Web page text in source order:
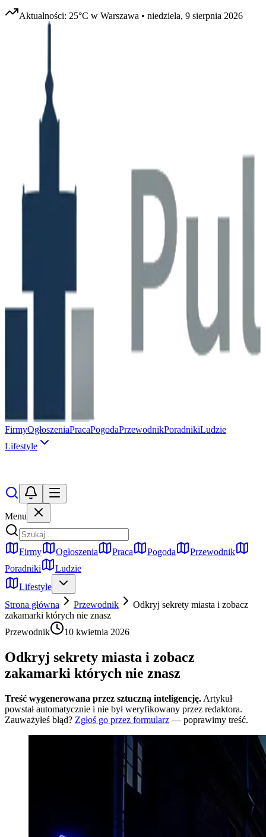
Aktualności: 25°C w Warszawa • niedziela, 9 sierpnia 2026
FirmyOgłoszeniaPracaPogodaPrzewodnikPoradnikiLudzie
Lifestyle
Menu
Firmy Ogłoszenia Praca Pogoda
Przewodnik
Poradniki
Ludzie
Lifestyle
Strona główna
Przewodnik
Odkryj sekrety miasta i zobacz
zakamarki których nie znasz
Przewodnik
10 kwietnia 2026
Odkryj sekrety miasta i zobacz
zakamarki których nie znasz
Treść wygenerowana przez sztuczną inteligencję. Artykuł
powstał automatycznie i nie był weryfikowany przez redaktora.
Zauważyłeś błąd? Zgłoś go przez formularz — poprawimy treść.